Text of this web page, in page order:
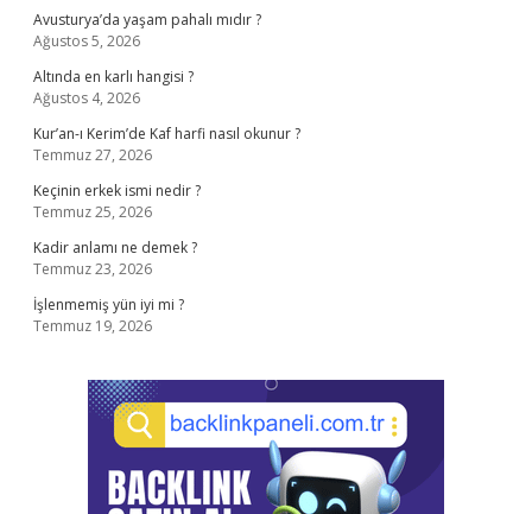
Avusturya’da yaşam pahalı mıdır ?
Ağustos 5, 2026
Altında en karlı hangisi ?
Ağustos 4, 2026
Kur’an-ı Kerim’de Kaf harfi nasıl okunur ?
Temmuz 27, 2026
Keçinin erkek ismi nedir ?
Temmuz 25, 2026
Kadir anlamı ne demek ?
Temmuz 23, 2026
İşlenmemiş yün iyi mi ?
Temmuz 19, 2026